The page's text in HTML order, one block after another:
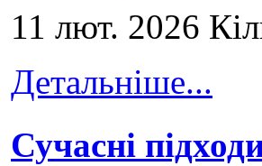
11 лют. 2026
Детальніше...
Сучасні